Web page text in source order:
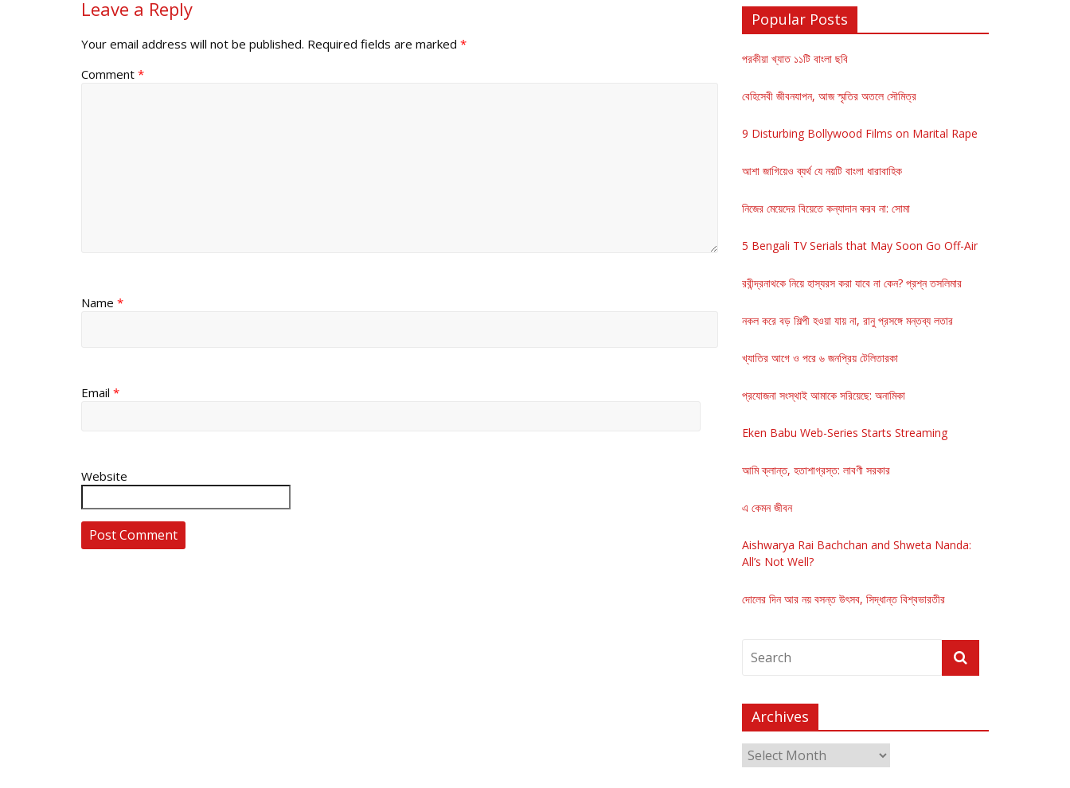
Leave a Reply
Your email address will not be published. Required fields are marked *
Comment *
Name *
Email *
Website
Popular Posts
পরকীয়া খ্যাত ১১টি বাংলা ছবি
বেহিসেবী জীবনযাপন, আজ স্মৃতির অতলে সৌমিত্র
9 Disturbing Bollywood Films on Marital Rape
আশা জাগিয়েও ব্যর্থ যে নয়টি বাংলা ধারাবাহিক
নিজের মেয়েদের বিয়েতে কন্যাদান করব না: সোমা
5 Bengali TV Serials that May Soon Go Off-Air
রবীন্দ্রনাথকে নিয়ে হাস্যরস করা যাবে না কেন? প্রশ্ন তসলিমার
নকল করে বড় শিল্পী হওয়া যায় না, রানু প্রসঙ্গে মন্তব্য লতার
খ্যাতির আগে ও পরে ৬ জনপ্রিয় টেলিতারকা
প্রযোজনা সংস্থাই আমাকে সরিয়েছে: অনামিকা
Eken Babu Web-Series Starts Streaming
আমি ক্লান্ত, হতাশাগ্রস্ত: লাবণী সরকার
এ কেমন জীবন
Aishwarya Rai Bachchan and Shweta Nanda:
All’s Not Well?
দোলের দিন আর নয় বসন্ত উৎসব, সিদ্ধান্ত বিশ্বভারতীর
Archives